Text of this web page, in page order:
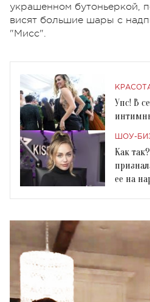
украшенном бутоньеркой,
висят большие шары с
"Мисс".
Упс! В
ШОУ-
Как
ее на